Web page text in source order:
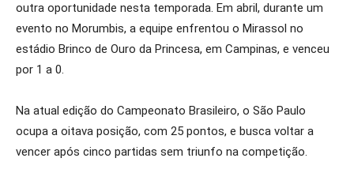
outra oportunidade nesta temporada. Em abril, durante um
evento no Morumbis, a equipe enfrentou o Mirassol no
estádio Brinco de Ouro da Princesa, em Campinas, e venceu
por 1 a 0.
Na atual edição do Campeonato Brasileiro, o São Paulo
ocupa a oitava posição, com 25 pontos, e busca voltar a
vencer após cinco partidas sem triunfo na competição.